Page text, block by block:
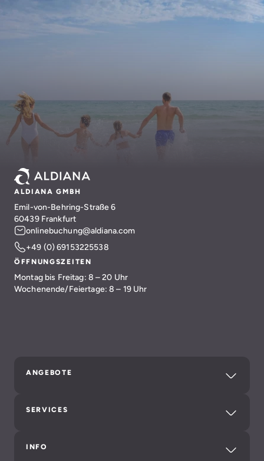
ALDIANA GMBH
Emil-von-Behring-Straße 6
60439 Frankfurt
onlinebuchung@aldiana.com
+49 (0) 69153225538
ÖFFNUNGSZEITEN
Montag bis Freitag: 8 – 20 Uhr
Wochenende/Feiertage: 8 – 19 Uhr
ANGEBOTE
SERVICES
INFO